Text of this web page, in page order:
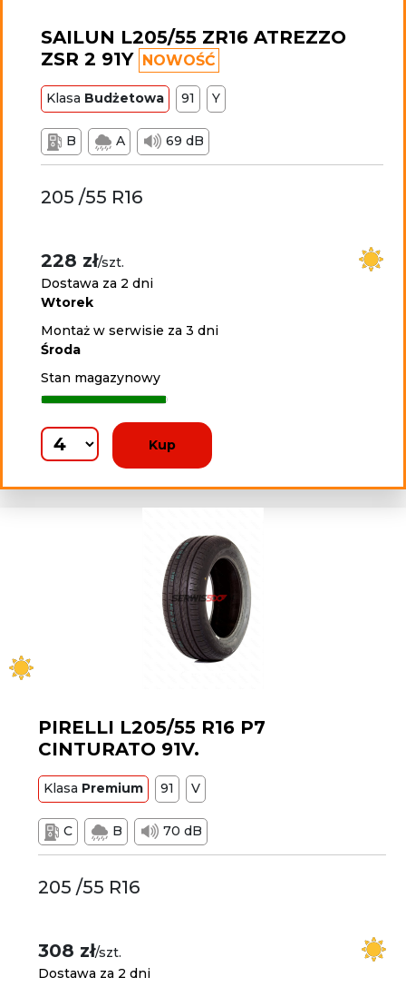
SAILUN L205/55 ZR16 ATREZZO
ZSR 2 91Y NOWOŚĆ
Klasa Budżetowa 91 Y
B A 69 dB
205 /55 R16
228 zł/szt.
Dostawa za 2 dni
Wtorek
Montaż w serwisie za 3 dni
Środa
Stan magazynowy
Kup
PIRELLI L205/55 R16 P7
CINTURATO 91V.
Klasa Premium 91 V
C B 70 dB
205 /55 R16
308 zł/szt.
Dostawa za 2 dni